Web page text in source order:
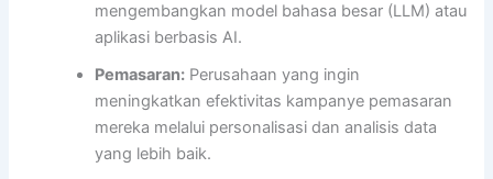
mengembangkan model bahasa besar (LLM) atau
aplikasi berbasis AI.
Pemasaran: Perusahaan yang ingin
meningkatkan efektivitas kampanye pemasaran
mereka melalui personalisasi dan analisis data
yang lebih baik.